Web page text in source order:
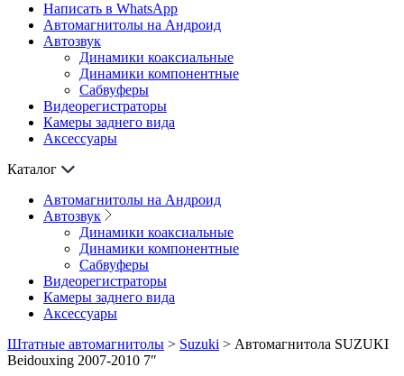
Написать в WhatsApp
Автомагнитолы на Андроид
Автозвук
Динамики коаксиальные
Динамики компонентные
Сабвуферы
Видеорегистраторы
Камеры заднего вида
Аксессуары
Каталог
Автомагнитолы на Андроид
Автозвук
Динамики коаксиальные
Динамики компонентные
Сабвуферы
Видеорегистраторы
Камеры заднего вида
Аксессуары
Штатные автомагнитолы > Suzuki > Автомагнитола SUZUKI
Beidouxing 2007-2010 7″